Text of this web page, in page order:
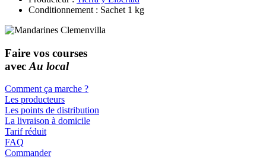
Conditionnement : Sachet 1 kg
Faire vos courses
avec Au local
Comment ça marche ?
Les producteurs
Les points de distribution
La livraison à domicile
Tarif réduit
FAQ
Commander